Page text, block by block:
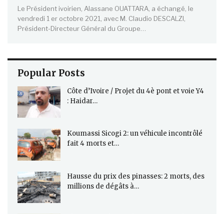
Le Président ivoirien, Alassane OUATTARA, a échangé, le
vendredi 1 er octobre 2021, avec M. Claudio DESCALZI,
Président-Directeur Général du Groupe…
Popular Posts
Côte d’Ivoire / Projet du 4è pont et voie Y4
: Haidar…
Koumassi Sicogi 2: un véhicule incontrôlé
fait 4 morts et…
Hausse du prix des pinasses: 2 morts, des
millions de dégâts à…